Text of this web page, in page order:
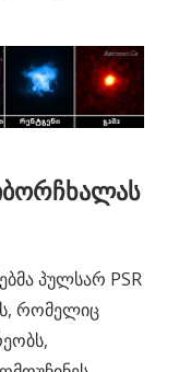
პულსარ PSR
რომელიც